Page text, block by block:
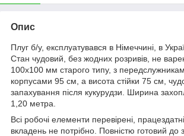
Опис
Плуг б/у, експлуатувався в Німеччині, в
Стан чудовий, без жодних розривів, не
100x100 мм старого типу, з
корпусами 95 см, а висота стійки 75 см,
запахування після кукурудзи. Ширина
1,20 метра.
Всі робочі елементи перевірені,
вкладень не потрібно. Повністю готовий до